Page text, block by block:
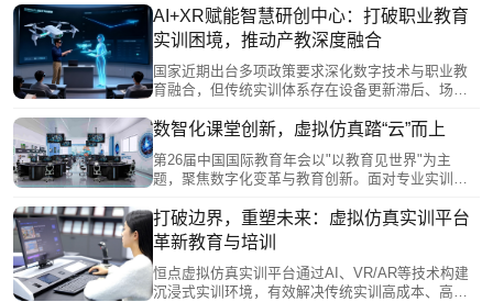
设计实训项目等功能，破解传统教育困境。其核心
“三谱一库”体系，构建了从岗位需求到能力培养与实
践训练的完整闭环，并确保与国家级平台互通，旨
在赋能职业教育高质量、个性化发展，培养符合时
代需求的创新型人才。
AI+XR赋能智慧研创中心：打破职业教育
实训困境，推动产教深度融合
国家近期出台多项政策要求深化数字技术与职业教
育融合，但传统实训体系存在设备更新滞后、场景
创中心通过构建“云—边—端”技术架构，赋能教师数
同，形成“技术—教学—产业”闭环生态。该模式通过
虚拟仿真、能力画像等技术手段，有效解决了传统
解决方案。
数智化课堂创新，虚拟仿真踏“云”而上
第26届中国国际教育年会以"以教育见世界"为主
题，聚焦数字化变革与教育创新。面对专业实训高
虚拟仿真解决方案，开发XR工作站、MR沙盘等硬
件，构建"虚实结合"教学环境。通过VRC-Editor零代
码工具实现资源自主开发，结合AI技术实现个性化
教学。虚拟仿真技术正从辅助手段升级为教育新基
建核心，推动教育数字化转型。
打破边界，重塑未来：虚拟仿真实训平台
革新教育与培训
恒点虚拟仿真实训平台通过AI、VR/AR等技术构建
沉浸式实训环境，有效解决传统实训高成本、高风